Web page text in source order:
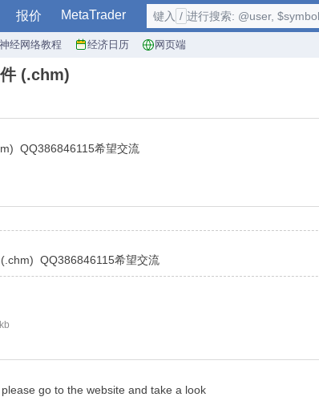
报价 MetaTrader
神经网络教程 经济日历 网页端
键入 / 进行搜索: @user,
(.chm)
QQ386846115希望交流
QQ386846115希望交流
go to the website and take a look